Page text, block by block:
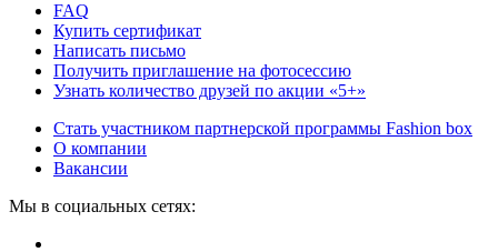
FAQ
Купить сертификат
Написать письмо
Получить приглашение на фотосессию
Узнать количество друзей по акции «5+»
Стать участником партнерской программы Fashion box
О компании
Вакансии
Мы в социальных сетях: